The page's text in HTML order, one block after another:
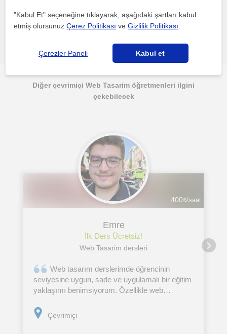
Diğer çevrimiçi Web Tasarim öğretmenleri ilgini
çekebilecek
400₺/saat
Emre
İlk Ders Ücretsiz!
Web Tasarim dersleri
Web tasarım derslerimde öğrencinin
seviyesine uygun, sade ve uygulamalı bir eğitim
yaklaşımı benimsiyorum. Özellikle web
CSS temellerinden başlayarak kendi web
sayfalarını oluşturmayı
Çevrimiçi
"Kabul Et" seçeneğine tıklayarak, aşağıdaki şartları kabul
etmiş olursunuzÇerez Politikası veGizlilik Politikası
Çerezler Paneli Kabul et